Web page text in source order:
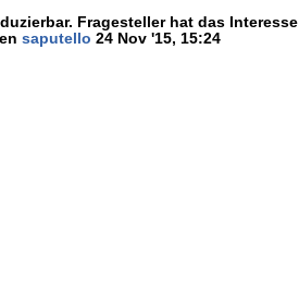
Fragesteller hat das Interesse
saputello 24 Nov '15, 15:24